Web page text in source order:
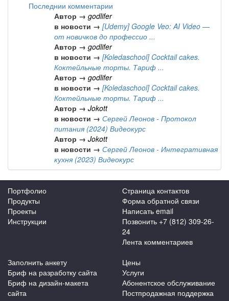
Последнии комментарии
Автор → godlifer
в новости → [Udemy] Google Veo: AI Video —
от новичков до профессио ...
Автор → godlifer
в новости → [Koledaschool] Cocktail cakes.
Коктейльные торты. Тариф ...
Автор → godlifer
в новости → [Koledaschool] Cocktail cakes.
Коктейльные торты. Тариф ...
Автор → Jokott
в новости → Сергей Леонов - Протокол
питания (2024) Видеокурс
Автор → Jokott
в новости → Сергей Леонов - Интегративная
кухня (2023) Видеокурс
Портфолио
Продукты
Проекты
Инструкции
Страница контактов
Форма обратной связи
Написать email
Позвонить +7 (812) 309-26-
24
Лента комментариев
Заполнить анкету
Бриф на разработку сайта
Бриф на дизайн-макета
сайта
Цены
Услуги
Абонентское обслуживание
Постпродажная поддержка